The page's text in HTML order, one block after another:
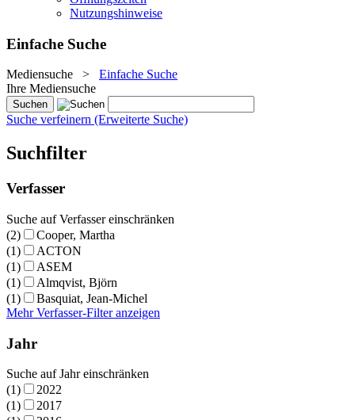
Nutzungshinweise
Einfache Suche
Mediensuche > Einfache Suche
Ihre Mediensuche
Suche verfeinern (Erweiterte Suche)
Suchfilter
Verfasser
Suche auf Verfasser einschränken
(2)
Cooper, Martha
(1)
ACTON
(1)
ASEM
(1)
Almqvist, Björn
(1)
Basquiat, Jean-Michel
Mehr Verfasser-Filter anzeigen
Jahr
Suche auf Jahr einschränken
(1)
2022
(1)
2017